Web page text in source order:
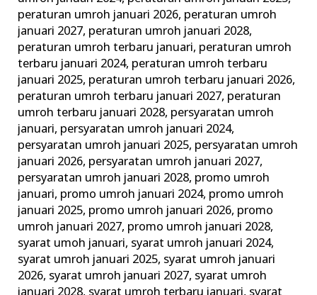
peraturan umroh januari 2026, peraturan umroh
januari 2027, peraturan umroh januari 2028,
peraturan umroh terbaru januari, peraturan umroh
terbaru januari 2024, peraturan umroh terbaru
januari 2025, peraturan umroh terbaru januari 2026,
peraturan umroh terbaru januari 2027, peraturan
umroh terbaru januari 2028, persyaratan umroh
januari, persyaratan umroh januari 2024,
persyaratan umroh januari 2025, persyaratan umroh
januari 2026, persyaratan umroh januari 2027,
persyaratan umroh januari 2028, promo umroh
januari, promo umroh januari 2024, promo umroh
januari 2025, promo umroh januari 2026, promo
umroh januari 2027, promo umroh januari 2028,
syarat umoh januari, syarat umroh januari 2024,
syarat umroh januari 2025, syarat umroh januari
2026, syarat umroh januari 2027, syarat umroh